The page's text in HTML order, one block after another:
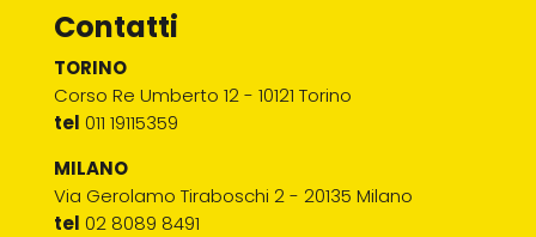
Contatti
TORINO
Corso Re Umberto 12 - 10121 Torino
tel 011 19115359
MILANO
Via Gerolamo Tiraboschi 2 - 20135 Milano
tel 02 8089 8491